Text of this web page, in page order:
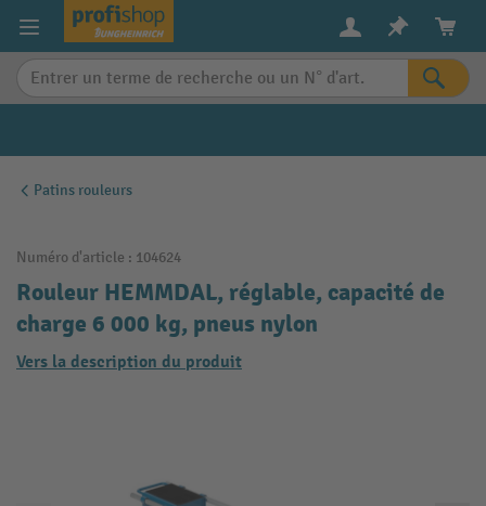
content
Patins rouleurs
Numéro d'article : 104624
Rouleur HEMMDAL, réglable, capacité de
charge 6 000 kg, pneus nylon
Vers la description du produit